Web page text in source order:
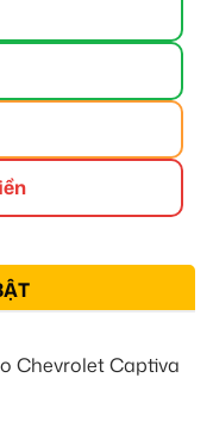
Chevrolet Captiva